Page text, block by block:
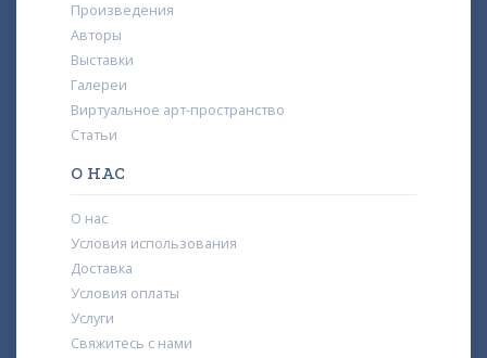
Произведения
Авторы
Выставки
Галереи
Виртуальное арт-пространство
Статьи
О НАС
О нас
Условия использования
Доставка
Условия оплаты
Услуги
Свяжитесь с нами